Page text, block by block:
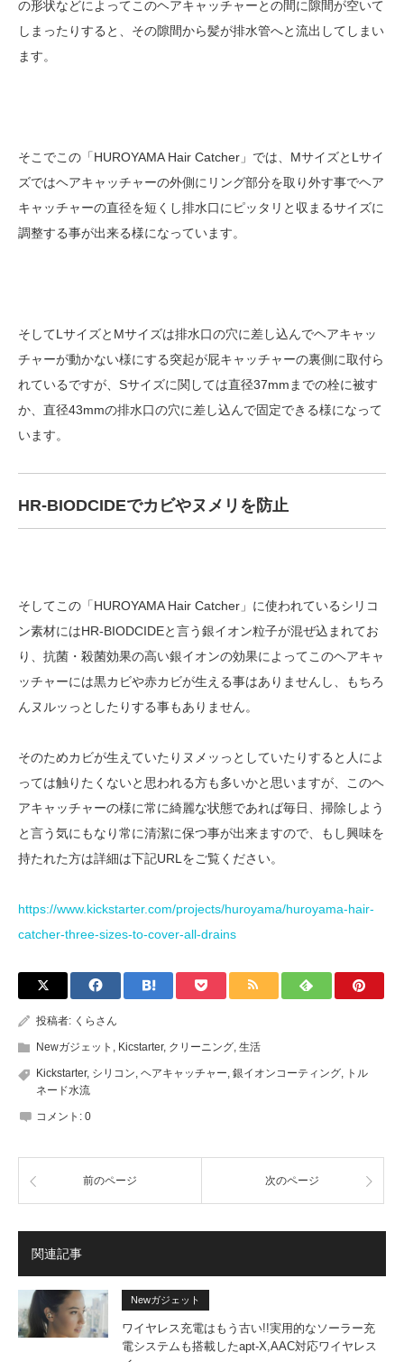
の形状などによってこのヘアキャッチャーとの間に隙間が空いて
しまったりすると、その隙間から髪が排水管へと流出してしまい
ます。
そこでこの「HUROYAMA Hair Catcher」では、MサイズとLサイ
ズではヘアキャッチャーの外側にリング部分を取り外す事でヘア
キャッチャーの直径を短くし排水口にピッタリと収まるサイズに
調整する事が出来る様になっています。
そしてLサイズとMサイズは排水口の穴に差し込んでヘアキャッ
チャーが動かない様にする突起が屁キャッチャーの裏側に取付ら
れているですが、Sサイズに関しては直径37mmまでの栓に被す
か、直径43mmの排水口の穴に差し込んで固定できる様になって
います。
HR-BIODCIDEでカビやヌメリを防止
そしてこの「HUROYAMA Hair Catcher」に使われているシリコ
ン素材にはHR-BIODCIDEと言う銀イオン粒子が混ぜ込まれてお
り、抗菌・殺菌効果の高い銀イオンの効果によってこのヘアキャ
ッチャーには黒カビや赤カビが生える事はありませんし、もちろ
んヌルッっとしたりする事もありません。
そのためカビが生えていたりヌメッっとしていたりすると人によ
っては触りたくないと思われる方も多いかと思いますが、このヘ
アキャッチャーの様に常に綺麗な状態であれば毎日、掃除しよう
と言う気にもなり常に清潔に保つ事が出来ますので、もし興味を
持たれた方は詳細は下記URLをご覧ください。
https://www.kickstarter.com/projects/huroyama/huroyama-hair-
catcher-three-sizes-to-cover-all-drains
投稿者: くらさん
Newガジェット , Kicstarter, クリーニング, 生活
Kickstarter, シリコン, ヘアキャッチャー, 銀イオンコーティング, トル
ネード水流
コメント: 0
前のページ 次のページ
関連記事
Newガジェット
ワイヤレス充電はもう古い!!実用的なソーラー充
電システムも搭載したapt-X,AAC対応ワイヤレス